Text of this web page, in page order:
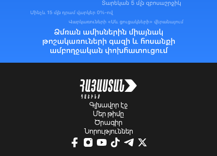
Գլխավոր էջ
Մեր թիմը
Ծրագիր
Նորություններ